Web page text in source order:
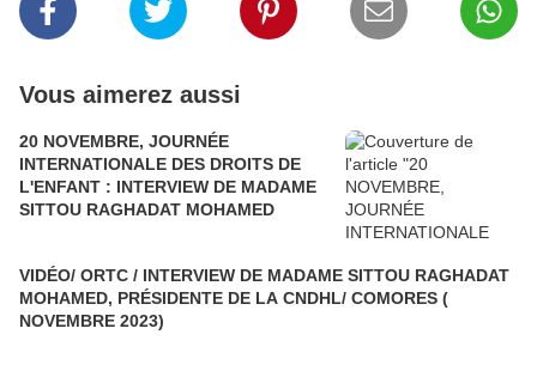
Vous aimerez aussi
20 NOVEMBRE, JOURNÉE
INTERNATIONALE DES DROITS DE
L'ENFANT : INTERVIEW DE MADAME
SITTOU RAGHADAT MOHAMED
VIDÉO/ ORTC / INTERVIEW DE MADAME SITTOU RAGHADAT
MOHAMED, PRÉSIDENTE DE LA CNDHL/ COMORES (
NOVEMBRE 2023)